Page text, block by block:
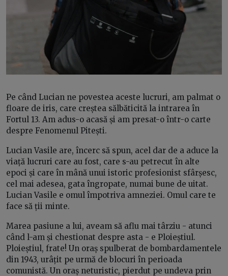
Pe când Lucian ne povestea aceste lucruri, am palmat o
floare de iris, care creștea sălbăticită la intrarea în
Fortul 13. Am adus-o acasă și am presat-o într-o carte
despre Fenomenul Pitești.
Lucian Vasile are, încerc să spun, acel dar de a aduce la
viață lucruri care au fost, care s-au petrecut în alte
epoci și care în mână unui istoric profesionist sfârșesc,
cel mai adesea, gata îngropate, numai bune de uitat.
Lucian Vasile e omul împotriva amneziei. Omul care te
face să ții minte.
Marea pasiune a lui, aveam să aflu mai târziu - atunci
când l-am și chestionat despre asta - e Ploieștiul.
Ploieștiul, frate! Un oraș spulberat de bombardamentele
din 1943, urâțit pe urmă de blocuri în perioada
comunistă. Un oraș neturistic, pierdut pe undeva prin